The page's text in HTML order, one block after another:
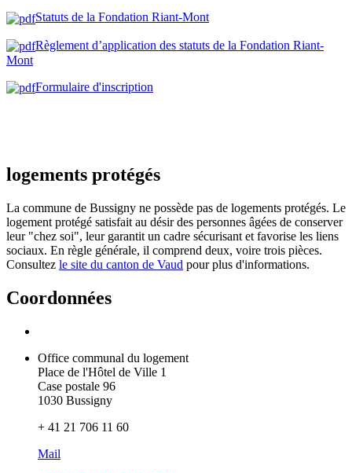
Statuts de la Fondation Riant-Mont
Règlement d’application des statuts de la Fondation Riant-
Mont
Formulaire d'inscription
logements protégés
La commune de Bussigny ne possède pas de logements protégés. Le
logement protégé satisfait au désir des personnes âgées de conserver
leur "chez soi", leur garantit un cadre sécurisant et favorise les liens
sociaux. En règle générale, il comprend deux, voire trois pièces.
Consultez le site du canton de Vaud pour plus d'informations.
Coordonnées
Office communal du logement
Place de l'Hôtel de Ville 1
Case postale 96
1030 Bussigny
+ 41 21 706 11 60
Mail